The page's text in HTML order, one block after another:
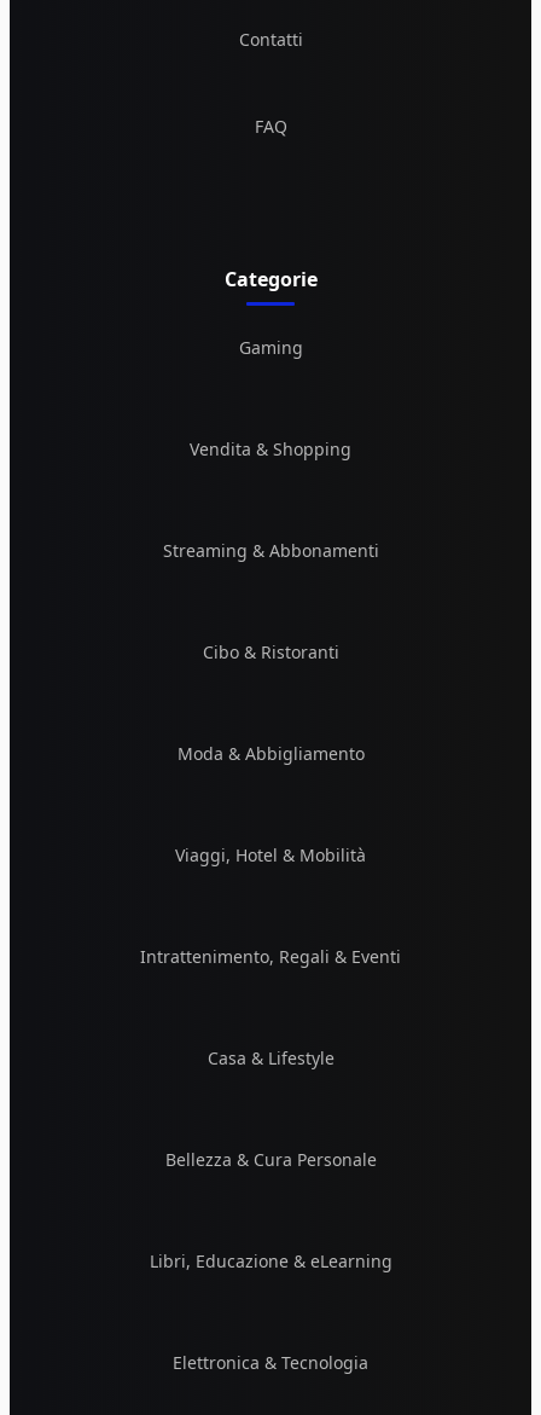
Contatti
FAQ
Categorie
Gaming
Vendita & Shopping
Streaming & Abbonamenti
Cibo & Ristoranti
Moda & Abbigliamento
Viaggi, Hotel & Mobilità
Intrattenimento, Regali & Eventi
Casa & Lifestyle
Bellezza & Cura Personale
Libri, Educazione & eLearning
Elettronica & Tecnologia